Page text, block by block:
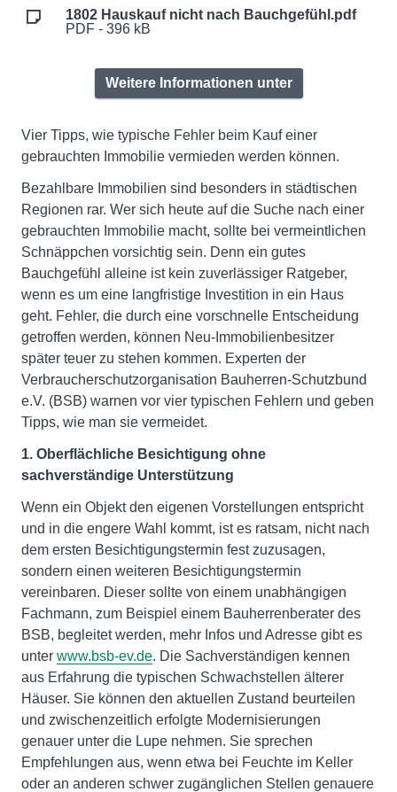
1802 Hauskauf nicht nach Bauchgefühl.pdf
PDF - 396 kB
Weitere Informationen unter
Vier Tipps, wie typische Fehler beim Kauf einer
gebrauchten Immobilie vermieden werden können.
Bezahlbare Immobilien sind besonders in städtischen
Regionen rar. Wer sich heute auf die Suche nach einer
gebrauchten Immobilie macht, sollte bei vermeintlichen
Schnäppchen vorsichtig sein. Denn ein gutes
Bauchgefühl alleine ist kein zuverlässiger Ratgeber,
wenn es um eine langfristige Investition in ein Haus
geht. Fehler, die durch eine vorschnelle Entscheidung
getroffen werden, können Neu-Immobilienbesitzer
später teuer zu stehen kommen. Experten der
Verbraucherschutzorganisation Bauherren-Schutzbund
e.V. (BSB) warnen vor vier typischen Fehlern und geben
Tipps, wie man sie vermeidet.
1. Oberflächliche Besichtigung ohne
sachverständige Unterstützung
Wenn ein Objekt den eigenen Vorstellungen entspricht
und in die engere Wahl kommt, ist es ratsam, nicht nach
dem ersten Besichtigungstermin fest zuzusagen,
sondern einen weiteren Besichtigungstermin
vereinbaren. Dieser sollte von einem unabhängigen
Fachmann, zum Beispiel einem Bauherrenberater des
BSB, begleitet werden, mehr Infos und Adresse gibt es
unter www.bsb-ev.de. Die Sachverständigen kennen
aus Erfahrung die typischen Schwachstellen älterer
Häuser. Sie können den aktuellen Zustand beurteilen
und zwischenzeitlich erfolgte Modernisierungen
genauer unter die Lupe nehmen. Sie sprechen
Empfehlungen aus, wenn etwa bei Feuchte im Keller
oder an anderen schwer zugänglichen Stellen genauere